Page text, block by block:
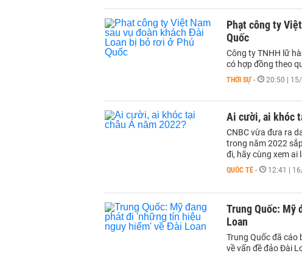
Phạt công ty
Quốc
Công ty TNHH lữ
có hợp đồng theo
THỜI SỰ - 20:50 |
Ai cười, ai khóc
CNBC vừa đưa ra
trong năm 2022
đi, hãy cùng xem
QUỐC TẾ - 12:41 |
Trung Quốc: Mỹ
Loan
Trung Quốc đã cáo
về vấn đề đảo Đài